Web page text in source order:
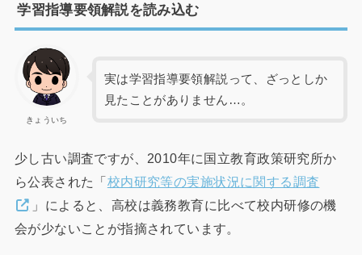
学習指導要領解説を読み込む
きょういち
実は学習指導要領解説って、ざっとしか
見たことがありません…。
少し古い調査ですが、2010年に国立教育政策研究所か
ら公表された「校内研究等の実施状況に関する調査
」によると、高校は義務教育に比べて校内研修の機
会が少ないことが指摘されています。